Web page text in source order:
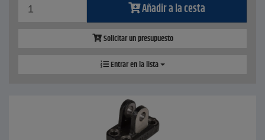
Añadir a la cesta
Solicitar un presupuesto
Entrar en la lista